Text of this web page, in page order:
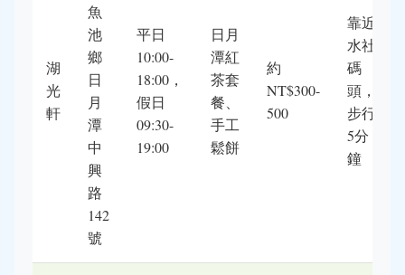
湖
光
軒
魚
池
鄉
日
月
潭
中
興
路
142
號
平日
10:00-
18:00，
假日
09:30-
19:00
日月
潭紅
茶套
餐、
手工
鬆餅
約
NT$300-
500
靠近
水社
碼
頭，
步行
5分
鐘